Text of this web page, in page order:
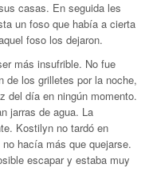
casas. En seguida les
un foso que había a cierta
foso los dejaron.
más insufrible. No fue
de los grilletes por la noche,
del día en ningún momento.
jarras de agua. La
Kostilyn no tardó en
hacía más que quejarse.
escapar y estaba muy